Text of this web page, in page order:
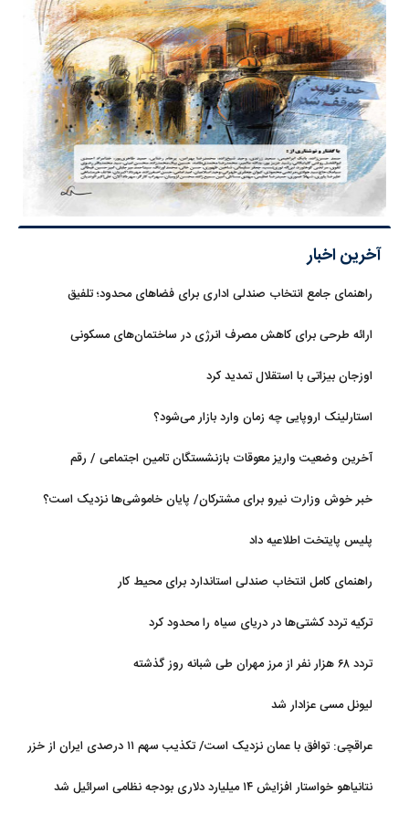
آخرین اخبار
راهنمای جامع انتخاب صندلی اداری برای فضاهای محدود؛ تلفیق
ارائه طرحی برای کاهش مصرف انرژی در ساختمان‌های مسکونی
اوزجان بیزاتی با استقلال تمدید کرد
استارلینک اروپایی چه زمان وارد بازار می‌شود؟
آخرین وضعیت واریز معوقات بازنشستگان تامین اجتماعی / رقم
خبر خوش وزارت نیرو برای مشترکان/ پایان خاموشی‌ها نزدیک است؟
پلیس پایتخت اطلاعیه داد
راهنمای کامل انتخاب صندلی استاندارد برای محیط کار
ترکیه تردد کشتی‌ها در دریای سیاه را محدود کرد
تردد ۶۸ هزار نفر از مرز مهران طی شبانه روز گذشته
لیونل مسی عزادار شد
عراقچی: توافق با عمان نزدیک است/ تکذیب سهم ۱۱ درصدی ایران از خزر
نتانیاهو خواستار افزایش ۱۴ میلیارد دلاری بودجه نظامی اسرائیل شد